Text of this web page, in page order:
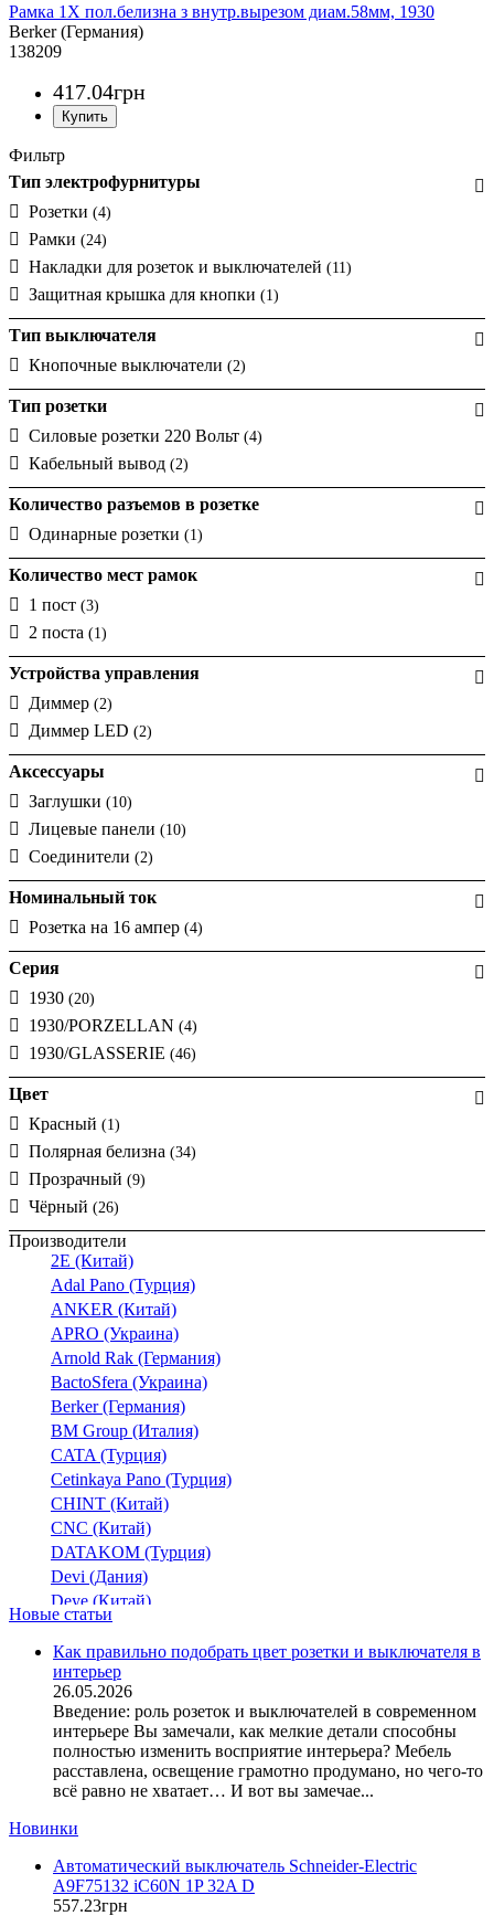
Рамка 1Х пол.белизна з внутр.вырезом диам.58мм, 1930
Berker (Германия)
138209
417.04грн
Фильтр
Тип электрофурнитуры
Розетки (4)
Рамки (24)
Накладки для розеток и выключателей (11)
Защитная крышка для кнопки (1)
Тип выключателя
Кнопочные выключатели (2)
Тип розетки
Силовые розетки 220 Вольт (4)
Кабельный вывод (2)
Количество разъемов в розетке
Одинарные розетки (1)
Количество мест рамок
1 пост (3)
2 поста (1)
Устройства управления
Диммер (2)
Диммер LED (2)
Аксессуары
Заглушки (10)
Лицевые панели (10)
Соединители (2)
Номинальный ток
Розетка на 16 ампер (4)
Серия
1930 (20)
1930/PORZELLAN (4)
1930/GLASSERIE (46)
Цвет
Красный (1)
Полярная белизна (34)
Прозрачный (9)
Чёрный (26)
Производители
2E (Китай)
Adal Pano (Турция)
ANKER (Китай)
APRO (Украина)
Arnold Rak (Германия)
BactoSfera (Украина)
Berker (Германия)
BM Group (Италия)
CATA (Турция)
Cetinkaya Pano (Турция)
CHINT (Китай)
CNC (Китай)
DATAKOM (Турция)
Devi (Дания)
Deye (Китай)
DigiTop (Украина)
DKC (Украина)
Dyness (Китай)
E.NEXT (Украина)
EAE Electric
Eastron (Китай)
Eaton (США)
ElectrO (Украина)
EON (Таиланд)
ETI (Словения)
Новые статьи
Как правильно подобрать цвет розетки и выключателя в
интерьер
26.05.2026
Введение: роль розеток и выключателей в современном
интерьере Вы замечали, как мелкие детали способны
полностью изменить восприятие интерьера? Мебель
расставлена, освещение грамотно продумано, но чего-то
всё равно не хватает… И вот вы замечае...
Новинки
Автоматический выключатель Schneider-Electric
A9F75132 iC60N 1P 32A D
557.23грн